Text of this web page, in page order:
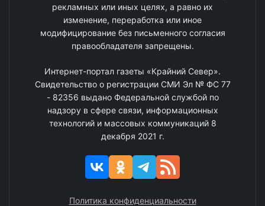
рекламных или иных целях, а равно их
изменение, переработка или иное
модифицирование без письменного согласия
правообладателя запрещены.
Интернет-портал газеты «Крайний Север».
Свидетельство о регистрации СМИ Эл № ФС 77
- 82356 выдано Федеральной службой по
надзору в сфере связи, информационных
технологий и массовых коммуникаций 8
декабря 2021 г.
Политика конфиденциальности